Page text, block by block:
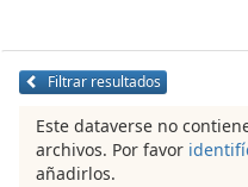
Filtrar resultados
Este dataverse no
archivos. Por favor
añadirlos.